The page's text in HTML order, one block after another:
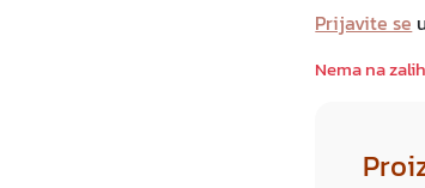
Prijavite se
Nema na